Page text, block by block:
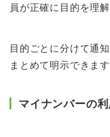
員が正確に目的を理
目的ごとに分けて通
まとめて明示できます
マイナンバーの